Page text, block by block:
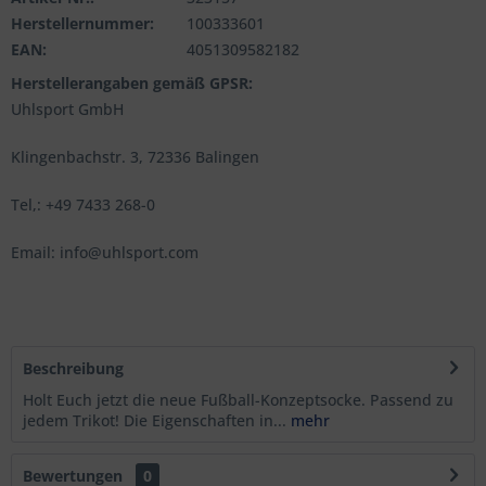
Herstellernummer:
100333601
EAN:
4051309582182
Herstellerangaben gemäß GPSR:
Uhlsport GmbH
Klingenbachstr. 3, 72336 Balingen
Tel,: +49 7433 268-0
Email: info@uhlsport.com
Beschreibung
Holt Euch jetzt die neue Fußball-Konzeptsocke. Passend zu
jedem Trikot! Die Eigenschaften in... mehr
Bewertungen 0